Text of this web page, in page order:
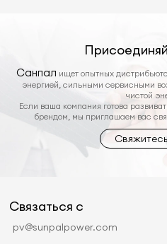
Санпал ищет опытных
энергией, сильными сервисными
чистой
Если ваша компания готова
брендом, мы приглашаем вас
Связаться с
pv@sunpalpower.com